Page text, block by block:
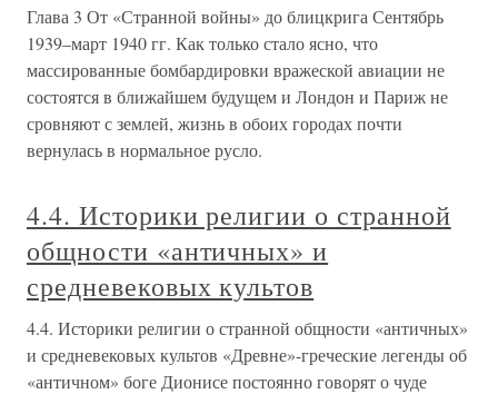
Глава 3 От «Странной войны» до блицкрига Сентябрь
1939–март 1940 гг. Как только стало ясно, что
массированные бомбардировки вражеской авиации не
состоятся в ближайшем будущем и Лондон и Париж не
сровняют с землей, жизнь в обоих городах почти
вернулась в нормальное русло.
4.4. Историки религии о странной
общности «античных» и
средневековых культов
4.4. Историки религии о странной общности «античных»
и средневековых культов «Древне»-греческие легенды об
«античном» боге Дионисе постоянно говорят о чуде